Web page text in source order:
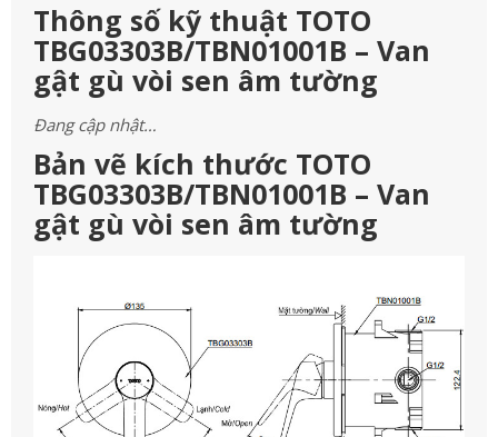
Thông số kỹ thuật TOTO
TBG03303B/TBN01001B – Van
gật gù vòi sen âm tường
Đang cập nhật…
Bản vẽ kích thước TOTO
TBG03303B/TBN01001B – Van
gật gù vòi sen âm tường